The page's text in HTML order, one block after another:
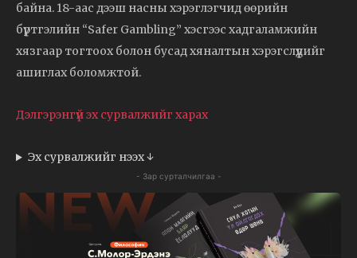
байна. 18-аас дээш насны хэрэглэгчид өөрийн
бүртгэлийн “Safer Gambling” хэсгээс хадгаламжийн
хязгаар тогтоох болон бусад хяналтын хэрэгслүүдийг
ашиглах боломжтой.
Дэлгэрэнгүй эх сурвалжийг харах
Эх сурвалжийг нээх ↓
- Зар сурталчилгаа -